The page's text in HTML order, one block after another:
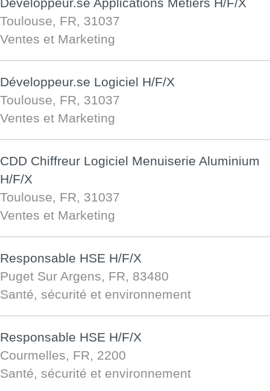
Toulouse, FR, 31037
Ventes et Marketing
Développeur.se Logiciel H/F/X
Toulouse, FR, 31037
Ventes et Marketing
CDD Chiffreur Logiciel Menuiserie Aluminium
H/F/X
Toulouse, FR, 31037
Ventes et Marketing
Responsable HSE H/F/X
Puget Sur Argens, FR, 83480
Santé, sécurité et environnement
Responsable HSE H/F/X
Courmelles, FR, 2200
Santé, sécurité et environnement